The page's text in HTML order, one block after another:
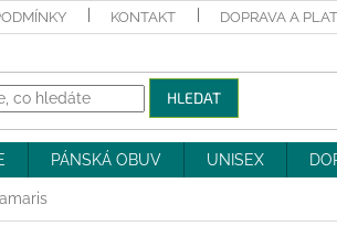
KONTAKT DOPRAVA A
HLEDAT
PÁNSKÁ OBUV UNISEX